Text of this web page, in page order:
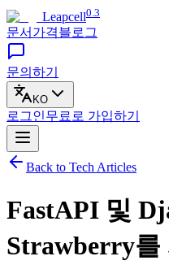
Leapcell0.3
문서 가격블로그
문의하기
KO
로그인무료로 가입하기
Back to Tech Articles
FastAPI 및
Strawberry를